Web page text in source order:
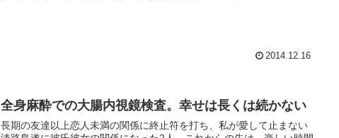
2014.12.16
全身麻酔での大腸内視鏡検査。幸せは長くは続かない
長期の友達以上恋人未満の関係に終止符を打ち、私が愛して止まない